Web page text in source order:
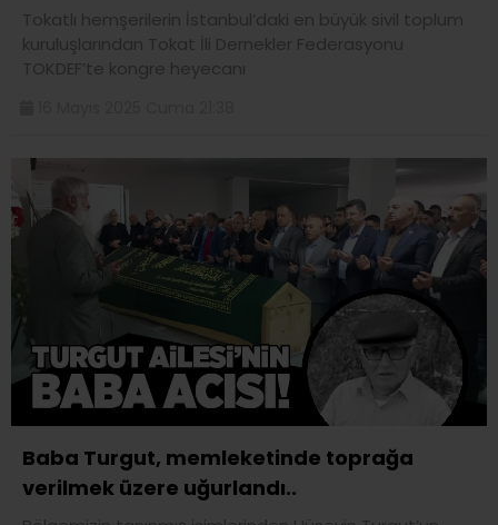
Tokatlı hemşerilerin İstanbul’daki en büyük sivil toplum
kuruluşlarından Tokat İli Dernekler Federasyonu
TOKDEF’te kongre heyecanı
Baba Turgut, memleketinde toprağa
verilmek üzere uğurlandı..